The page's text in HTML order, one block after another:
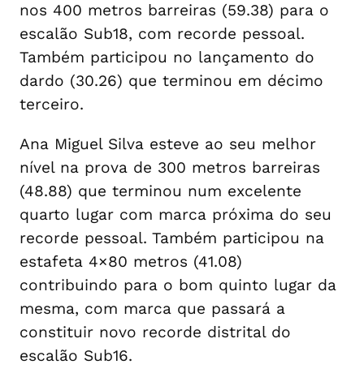
nos 400 metros barreiras (59.38) para o
escalão Sub18, com recorde pessoal.
Também participou no lançamento do
dardo (30.26) que terminou em décimo
terceiro.
Ana Miguel Silva esteve ao seu melhor
nível na prova de 300 metros barreiras
(48.88) que terminou num excelente
quarto lugar com marca próxima do seu
recorde pessoal. Também participou na
estafeta 4×80 metros (41.08)
contribuindo para o bom quinto lugar da
mesma, com marca que passará a
constituir novo recorde distrital do
escalão Sub16.